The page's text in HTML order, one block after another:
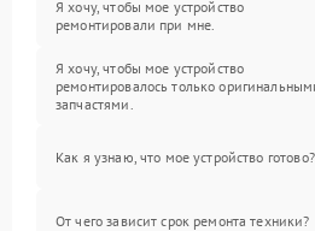
Я хочу, чтобы мое устройство
ремонтировали при мне.
Я хочу, чтобы мое устройство
ремонтировалось только
запчастями.
Как я узнаю, что мое устройство готово?
От чего зависит срок ремонта техники?